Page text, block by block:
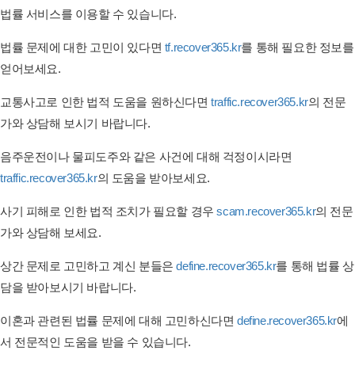
법률 서비스를 이용할 수 있습니다.
법률 문제에 대한 고민이 있다면 tf.recover365.kr를 통해 필요한 정보를
얻어보세요.
교통사고로 인한 법적 도움을 원하신다면traffic.recover365.kr의 전문
가와 상담해 보시기 바랍니다.
음주운전이나 물피도주와 같은 사건에 대해 걱정이시라면
traffic.recover365.kr의 도움을 받아보세요.
사기 피해로 인한 법적 조치가 필요할 경우scam.recover365.kr의 전문
가와 상담해 보세요.
상간 문제로 고민하고 계신 분들은define.recover365.kr를 통해 법률 상
담을 받아보시기 바랍니다.
이혼과 관련된 법률 문제에 대해 고민하신다면 define.recover365.kr에
서 전문적인 도움을 받을 수 있습니다.